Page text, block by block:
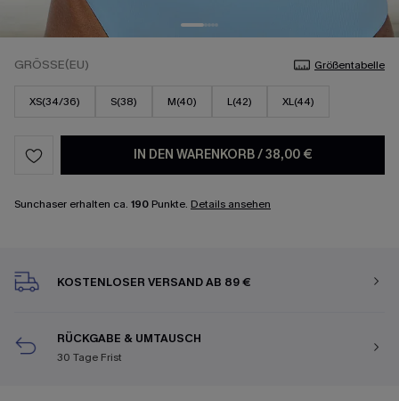
GRÖSSE(EU) Größentabelle
XS(34/36) S(38) M(40) L(42) XL(44)
IN DEN WARENKORB/38,00 €
Sunchaser erhalten ca. 190 Punkte. Details ansehen
KOSTENLOSER VERSAND AB 89 €
RÜCKGABE & UMTAUSCH
30 Tage Frist